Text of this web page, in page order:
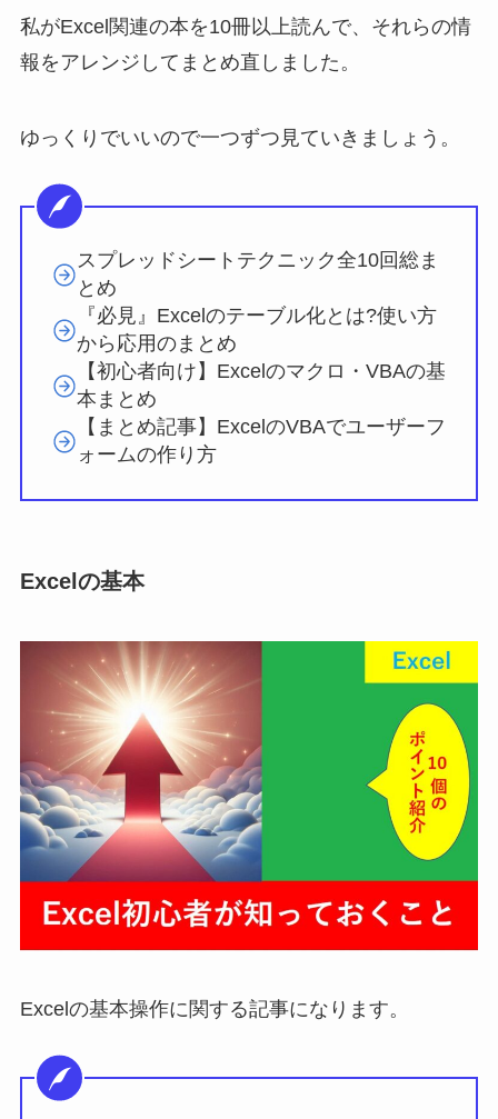
私がExcel関連の本を10冊以上読んで、それらの情
報をアレンジしてまとめ直しました。
ゆっくりでいいので一つずつ見ていきましょう。
スプレッドシートテクニック全10回総ま
とめ
『必見』Excelのテーブル化とは?使い方
から応用のまとめ
【初心者向け】Excelのマクロ・VBAの基
本まとめ
【まとめ記事】ExcelのVBAでユーザーフ
ォームの作り方
Excelの基本
Excelの基本操作に関する記事になります。